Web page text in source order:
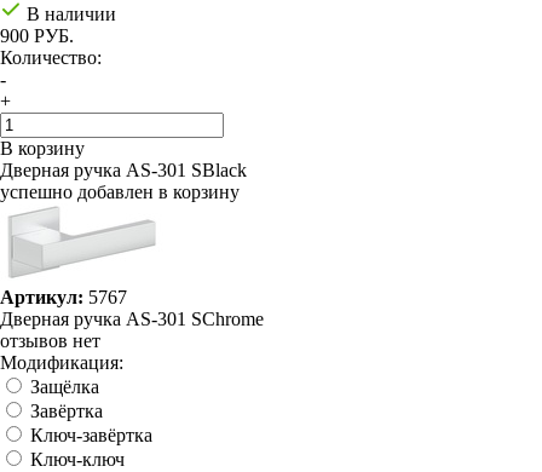
В наличии
900 РУБ.
Количество:
-
+
В корзину
Дверная ручка AS-301 SBlack
успешно добавлен в корзину
Артикул: 5767
Дверная ручка AS-301 SChrome
отзывов нет
Модификация:
Защёлка
Завёртка
Ключ-завёртка
Ключ-ключ